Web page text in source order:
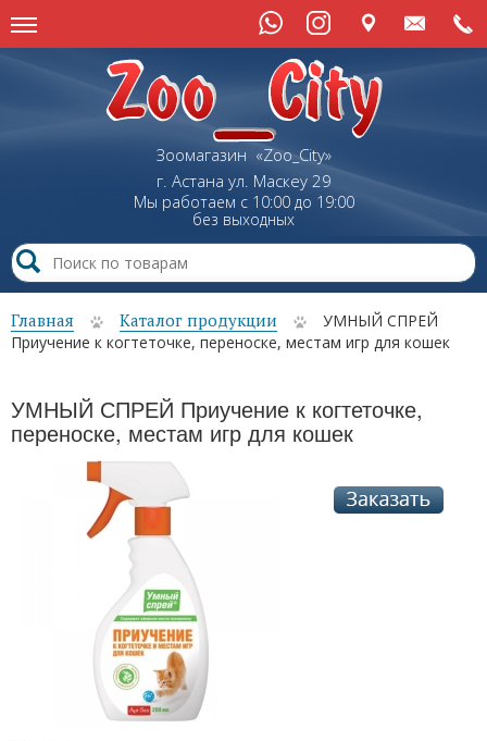
Зоомагазин «Zoo_City»
г. Астана ул. Маскеу29
Мы работаем с 10:00 до 19:00
без выходных
Главная Каталог продукции
УМНЫЙ СПРЕЙ
Приучение к когтеточке, переноске, местам игр для кошек
УМНЫЙ СПРЕЙ Приучение к когтеточке,
переноске, местам игр для кошек